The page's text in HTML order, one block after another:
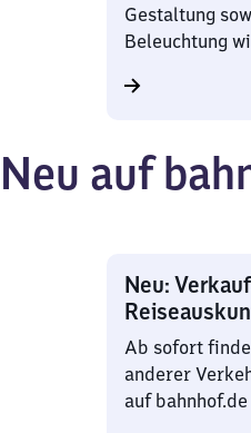
Gestaltung
Beleuchtung
Neu auf
Neu:
Ab sofort
anderer
auf bahnhof.de